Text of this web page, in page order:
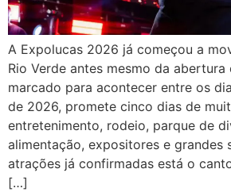
A Expolucas 2026 já começou a
Rio Verde antes mesmo da
marcado para acontecer entre os
de 2026, promete cinco dias de
entretenimento, rodeio, parque de
alimentação, expositores e grandes
atrações já confirmadas está o
[…]